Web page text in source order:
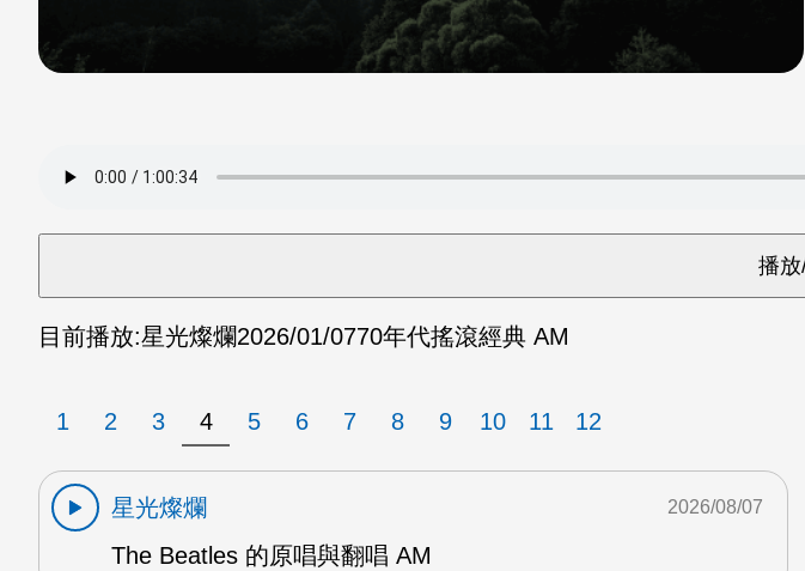
目前播放:星光燦爛2026/01/0770年代搖滾經典 AM
1 2 3 4 5 6 7 8 9 10 11 12
星光燦爛
The Beatles 的原唱與翻唱 AM
2026/08/07